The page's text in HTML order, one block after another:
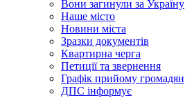
Вони загинули за Україну
Наше місто
Новини міста
Зразки документів
Квартирна черга
Петиції та звернення
Графік прийому громадян
ДПС інформує